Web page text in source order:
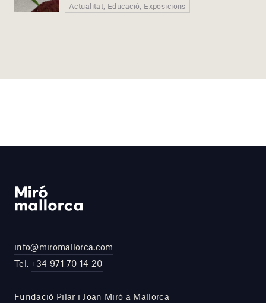
Actualitat, Educació, Exposicions
info@miromallorca.com
Tel. +34 971 70 14 20
Fundació Pilar i Joan Miró a Mallorca